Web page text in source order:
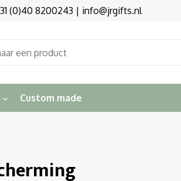
(0)40 8200243 | info@jrgifts.nl
Custom made